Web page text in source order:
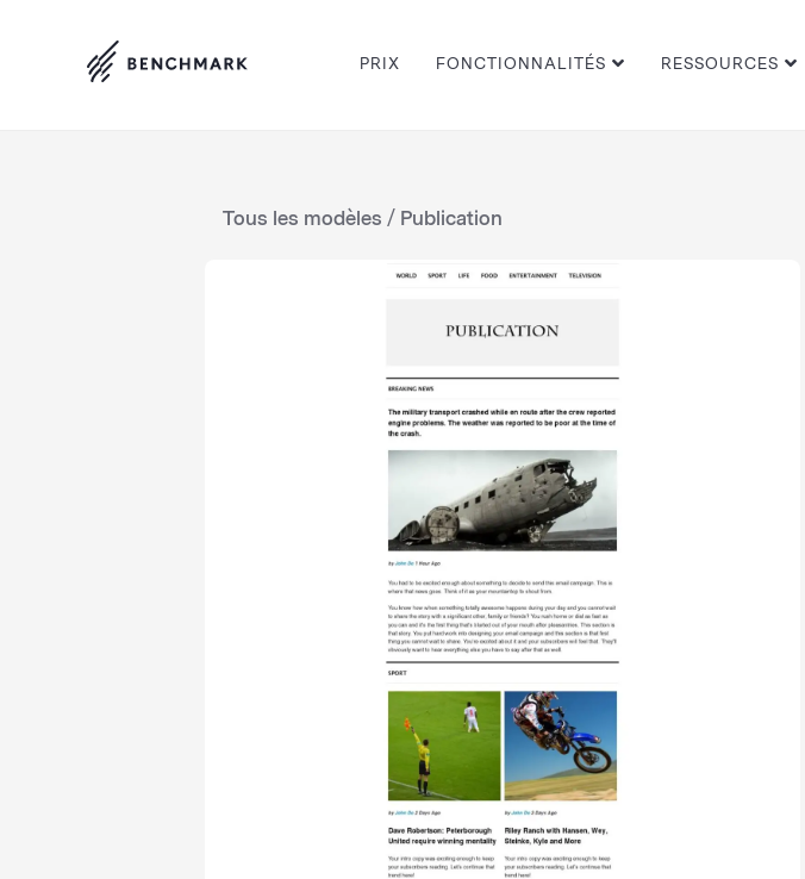
PRIX FONCTIONNALITÉS RESSOURCES
Tous les modèles / Publication